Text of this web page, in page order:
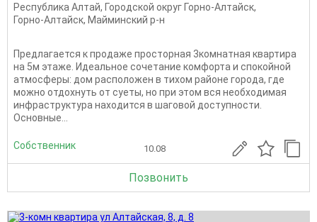
Республика Алтай, Городской округ Горно-Алтайск,
Горно-Алтайск, Майминский р-н
Предлагается к продаже просторная 3комнатная квартира
на 5м этаже. Идеальное сочетание комфорта и спокойной
атмосферы: дом расположен в тихом районе города, где
можно отдохнуть от суеты, но при этом вся необходимая
инфраструктура находится в шаговой доступности.
Основные...
Собственник 10.08
Позвонить